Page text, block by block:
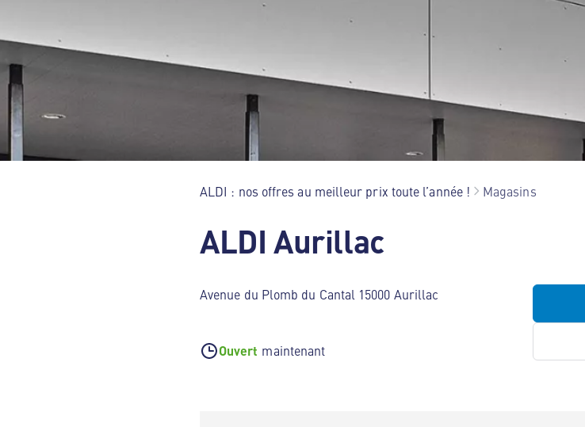
ALDI : nos offres au meilleur prix toute l’année ! Magasins
ALDI Aurillac
Avenue du Plomb du Cantal 15000 Aurillac
Ouvert maintenant